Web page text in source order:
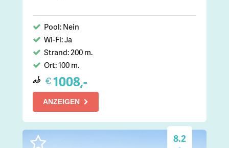
Pool: Nein
Wi-Fi: Ja
Strand: 200 m.
Ort: 100 m.
ab €1008,-
ANZEIGEN
8.2